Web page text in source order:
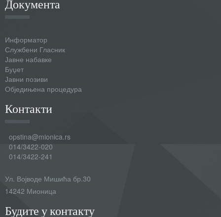
Документа
Информатор
Службени Гласник
Јавне набавке
Буџет
Јавни позиви
Обједињена процедура
Контакти
opstina@mionica.rs
014/3422-020
014/3422-241
Ул. Војводе Мишића бр.30
14242 Мионица
Будите у контакту